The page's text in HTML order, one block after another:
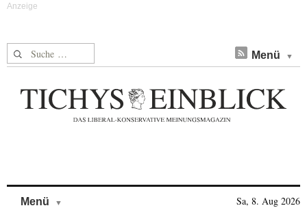
Suche nach: Menü
Menü Sa, 8. Aug 2026